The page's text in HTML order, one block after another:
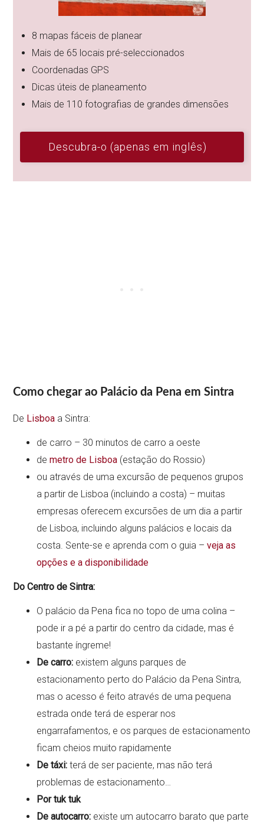
8 mapas fáceis de planear
Mais de 65 locais pré-seleccionados
Coordenadas GPS
Dicas úteis de planeamento
Mais de 110 fotografias de grandes dimensões
Descubra-o (apenas em inglês)
Como chegar ao Palácio da Pena em Sintra
De Lisboa a Sintra:
de carro – 30 minutos de carro a oeste
demetro de Lisboa (estação do Rossio)
ou através de uma excursão de pequenos grupos
a partir de Lisboa (incluindo a costa) – muitas
empresas oferecem excursões de um dia a partir
de Lisboa, incluindo alguns palácios e locais da
costa. Sente-se e aprenda com o guia –veja as
opções e a disponibilidade
Do Centro de Sintra:
O palácio da Pena fica no topo de uma colina –
pode ir a pé a partir do centro da cidade, mas é
bastante íngreme!
De carro: existem alguns parques de
estacionamento perto do Palácio da Pena Sintra,
mas o acesso é feito através de uma pequena
estrada onde terá de esperar nos
engarrafamentos, e os parques de estacionamento
ficam cheios muito rapidamente
De táxi: terá de ser paciente, mas não terá
problemas de estacionamento…
Por tuk tuk
De autocarro: existe um autocarro barato que parte